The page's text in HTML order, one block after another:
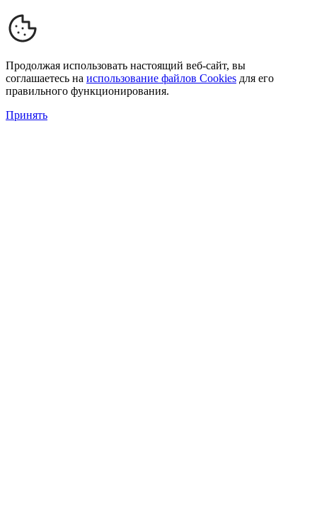
Продолжая использовать настоящий веб-сайт, вы
соглашаетесь на использование файлов Cookies для его
правильного функционирования.
Принять